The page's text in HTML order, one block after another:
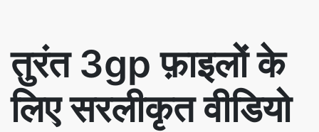
तुरंत 3gp फ़ाइलों के
लिए सरलीकृत वीडियो